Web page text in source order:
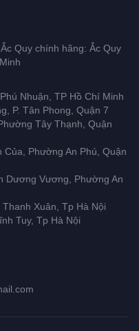
Quy chính hãng: Ắc Quy
Nhuận, TP Hồ Chí Minh
P. Tân Phong, Quận 7
Tây Thạnh, Quận
Phường An Phú, Quận
Dương Vương, Phường An
Xuân, Tp Hà Nội
Tuy, Tp Hà Nội